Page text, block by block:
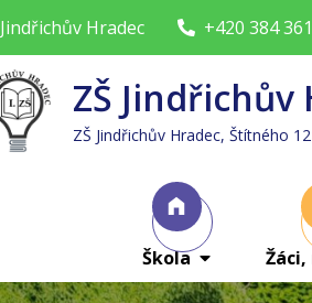
Jindřichův Hradec +420 384
ZŠ Jindřichův
ZŠ Jindřichův Hradec, Štítného
Škola